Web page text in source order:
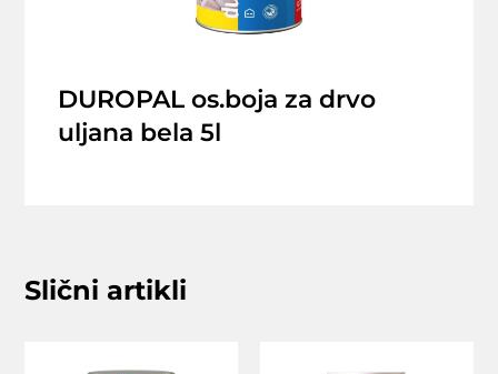
DUROPAL os.boja za drvo
uljana bela 5l
Slični artikli